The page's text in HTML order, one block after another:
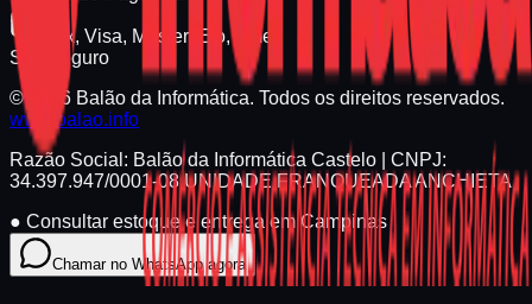
Pix, Visa, Master, Elo, Amex
Site Seguro
© 2026 Balão da Informática. Todos os direitos reservados.
www.balao.info
Razão Social: Balão da Informática Castelo | CNPJ:
34.397.947/0001-08UNIDADE FRANQUEADA ANCHIETA
● Consultar estoque e entrega em Campinas
Chamar no WhatsApp agora